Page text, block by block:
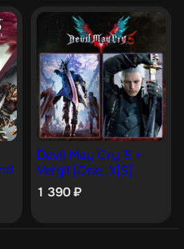
Devil May Cry 5 +
Vergil [One, X|S]
1 390₽